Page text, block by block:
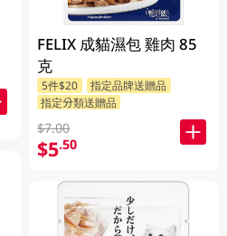
FELIX 成貓濕包 雞肉 85
克
5件$20
指定品牌送贈品
指定分類送贈品
$7.00
$5.50